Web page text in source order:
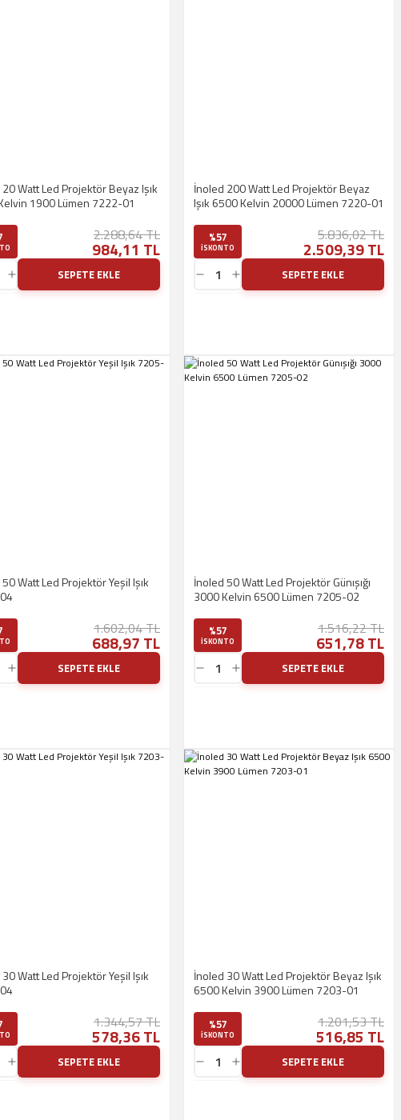
1900 Lümen 7222-01
2.288,64 TL
984,11 TL
SEPETE EKLE
İnoled 200 Watt Led Projektör Beyaz
Işık 6500 Kelvin 20000 Lümen 7220-01
%57
ISKONTO
5.836,02 TL
2.509,39 TL
SEPETE EKLE
Watt Led Projektör Yeşil Işık
1.602,04 TL
688,97 TL
SEPETE EKLE
İnoled 50 Watt Led Projektör Günışığı
3000 Kelvin 6500 Lümen 7205-02
%57
ISKONTO
1.516,22 TL
651,78 TL
SEPETE EKLE
Watt Led Projektör Yeşil Işık
1.344,57 TL
578,36 TL
SEPETE EKLE
İnoled 30 Watt Led Projektör Beyaz Işık
6500 Kelvin 3900 Lümen 7203-01
%57
ISKONTO
1.201,53 TL
516,85 TL
SEPETE EKLE